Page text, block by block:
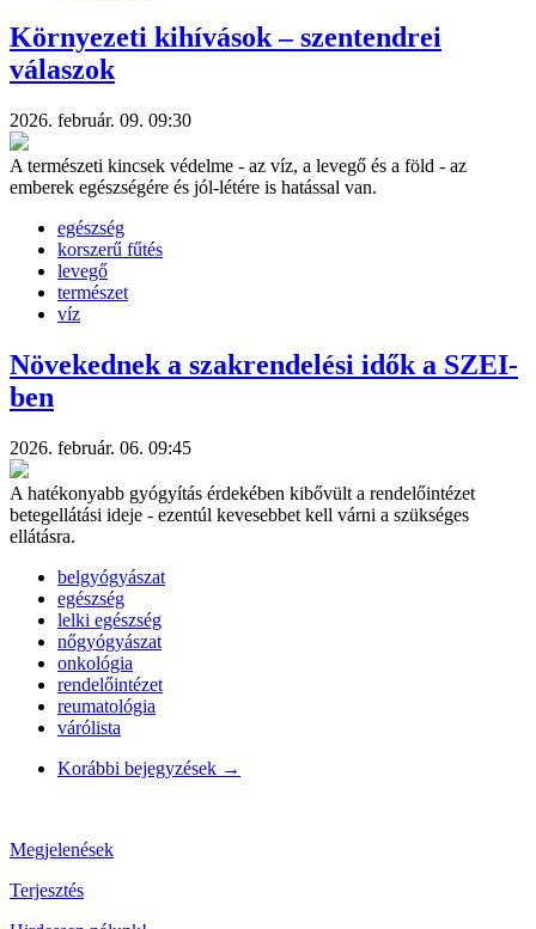
Környezeti kihívások – szentendrei
válaszok
2026. február. 09. 09:30
A természeti kincsek védelme - az víz, a levegő és a föld - az
emberek egészségére és jól-létére is hatással van.
egészség
korszerű fűtés
levegő
természet
víz
Növekednek a szakrendelési idők a SZEI-
ben
2026. február. 06. 09:45
A hatékonyabb gyógyítás érdekében kibővült a rendelőintézet
betegellátási ideje - ezentúl kevesebbet kell várni a szükséges
ellátásra.
belgyógyászat
egészség
lelki egészség
nőgyógyászat
onkológia
rendelőintézet
reumatológia
várólista
Korábbi bejegyzések →
Megjelenések
Terjesztés